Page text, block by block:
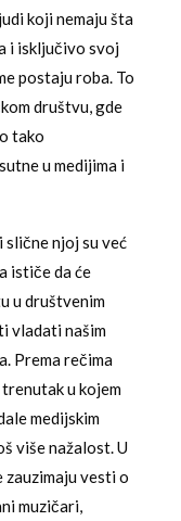
koji nemaju šta
i isključivo svoj
postaju roba. To
društvu, gde
tako
u medijima i
njoj su već
ističe da će
u društvenim
vladati našim
Prema rečima
u kojem
medijskim
više nažalost. U
zauzimaju vesti o
muzičari,